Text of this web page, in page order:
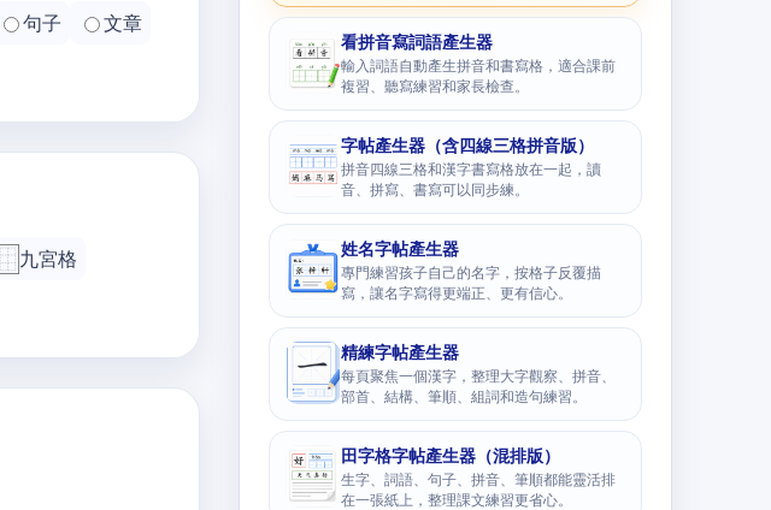
句子
文章
九宮格
看拼音寫詞語產生器
輸入詞語自動產生拼音和書寫格，適合課前
複習、聽寫練習和家長檢查。
字帖產生器（含四線三格拼音版）
拼音四線三格和漢字書寫格放在一起，讀
音、拼寫、書寫可以同步練。
姓名字帖產生器
專門練習孩子自己的名字，按格子反覆描
寫，讓名字寫得更端正、更有信心。
精練字帖產生器
每頁聚焦一個漢字，整理大字觀察、拼音、
部首、結構、筆順、組詞和造句練習。
田字格字帖產生器（混排版）
生字、詞語、句子、拼音、筆順都能靈活排
在一張紙上，整理課文練習更省心。